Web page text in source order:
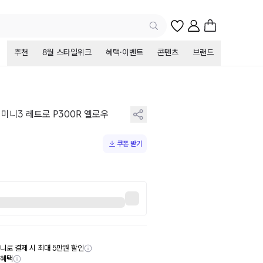
추천 8월 스타일위크 혜택·이벤트 콘텐츠 브랜드
니3 레트로 P300R 옐로우
쿠폰 받기
로 결제 시 최대 5만원 할인
택